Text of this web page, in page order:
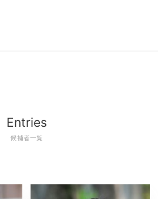
Entries
候補者一覧